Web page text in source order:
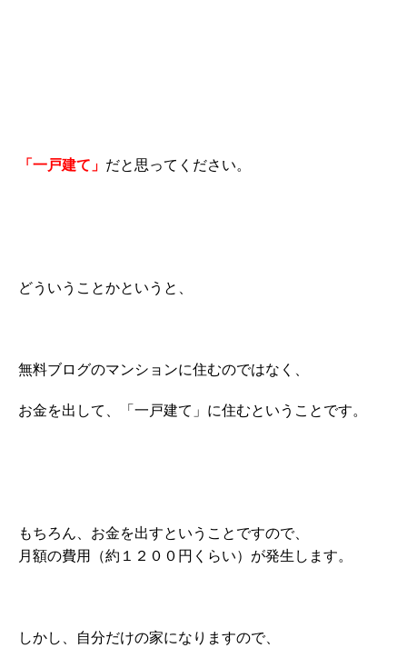
「一戸建て」 だと思ってください。
どういうことかというと、
無料ブログのマンションに住むのではなく、
お金を出して、「一戸建て」に住むということです。
もちろん、お金を出すということですので、
月額の費用（約１２００円くらい）が発生します。
しかし、自分だけの家になりますので、